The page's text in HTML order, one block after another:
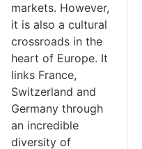
markets. However,
it is also a cultural
crossroads in the
heart of Europe. It
links France,
Switzerland and
Germany through
an incredible
diversity of